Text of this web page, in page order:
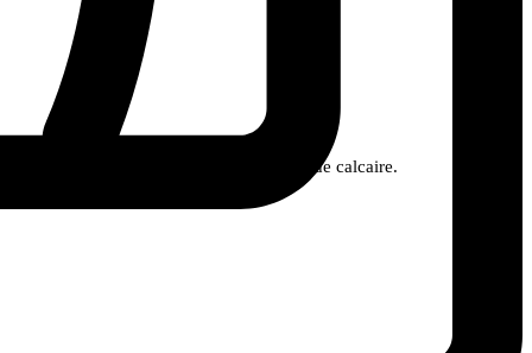
vaisselle délicate, sans laisser de trace de calcaire.